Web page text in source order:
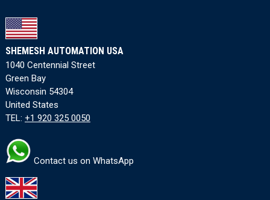
SHEMESH AUTOMATION USA
1040 Centennial Street
Green Bay
Wisconsin 54304
United States
TEL: +1 920 325 0050
Contact us on WhatsApp